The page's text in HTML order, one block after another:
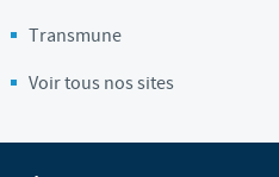
Transmune
Voir tous nos sites